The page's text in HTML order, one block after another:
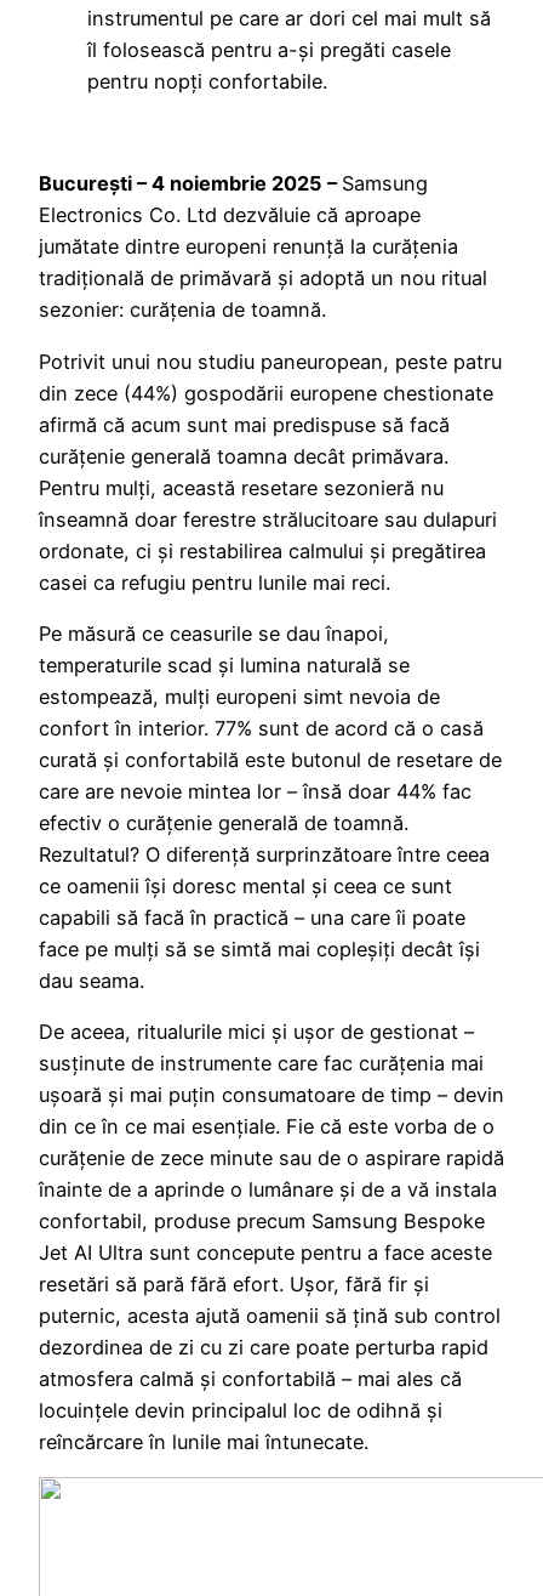
instrumentul pe care ar dori cel mai mult să
îl folosească pentru a-și pregăti casele
pentru nopți confortabile.
București – 4 noiembrie 2025 – Samsung
Electronics Co. Ltd dezvăluie că aproape
jumătate dintre europeni renunță la curățenia
tradițională de primăvară și adoptă un nou ritual
sezonier: curățenia de toamnă.
Potrivit unui nou studiu paneuropean, peste patru
din zece (44%) gospodării europene chestionate
afirmă că acum sunt mai predispuse să facă
curățenie generală toamna decât primăvara.
Pentru mulți, această resetare sezonieră nu
înseamnă doar ferestre strălucitoare sau dulapuri
ordonate, ci și restabilirea calmului și pregătirea
casei ca refugiu pentru lunile mai reci.
Pe măsură ce ceasurile se dau înapoi,
temperaturile scad și lumina naturală se
estompează, mulți europeni simt nevoia de
confort în interior. 77% sunt de acord că o casă
curată și confortabilă este butonul de resetare de
care are nevoie mintea lor – însă doar 44% fac
efectiv o curățenie generală de toamnă.
Rezultatul? O diferență surprinzătoare între ceea
ce oamenii își doresc mental și ceea ce sunt
capabili să facă în practică – una care îi poate
face pe mulți să se simtă mai copleșiți decât își
dau seama.
De aceea, ritualurile mici și ușor de gestionat –
susținute de instrumente care fac curățenia mai
ușoară și mai puțin consumatoare de timp – devin
din ce în ce mai esențiale. Fie că este vorba de o
curățenie de zece minute sau de o aspirare rapidă
înainte de a aprinde o lumânare și de a vă instala
confortabil, produse precum Samsung Bespoke
Jet AI Ultra sunt concepute pentru a face aceste
resetări să pară fără efort. Ușor, fără fir și
puternic, acesta ajută oamenii să țină sub control
dezordinea de zi cu zi care poate perturba rapid
atmosfera calmă și confortabilă – mai ales că
locuințele devin principalul loc de odihnă și
reîncărcare în lunile mai întunecate.